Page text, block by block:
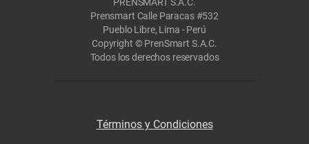
Prensmart Calle Paracas #532
Pueblo Libre, Lima - Perú
Copyright © PrenSmart S.A.C.
Todos los derechos reservados
Términos y Condiciones